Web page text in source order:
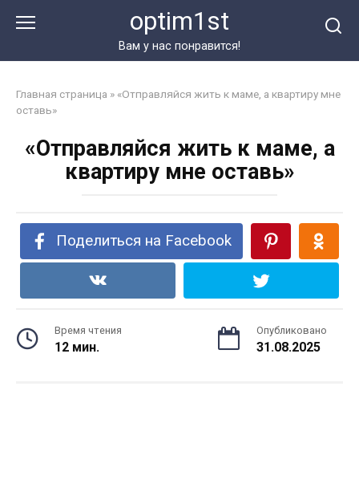
optim1st
Вам у нас понравится!
Главная страница » «Отправляйся жить к маме, а квартиру мне
оставь»
«Отправляйся жить к маме, а
квартиру мне оставь»
Поделиться на Facebook
Время чтения
12 мин.
Опубликовано
31.08.2025